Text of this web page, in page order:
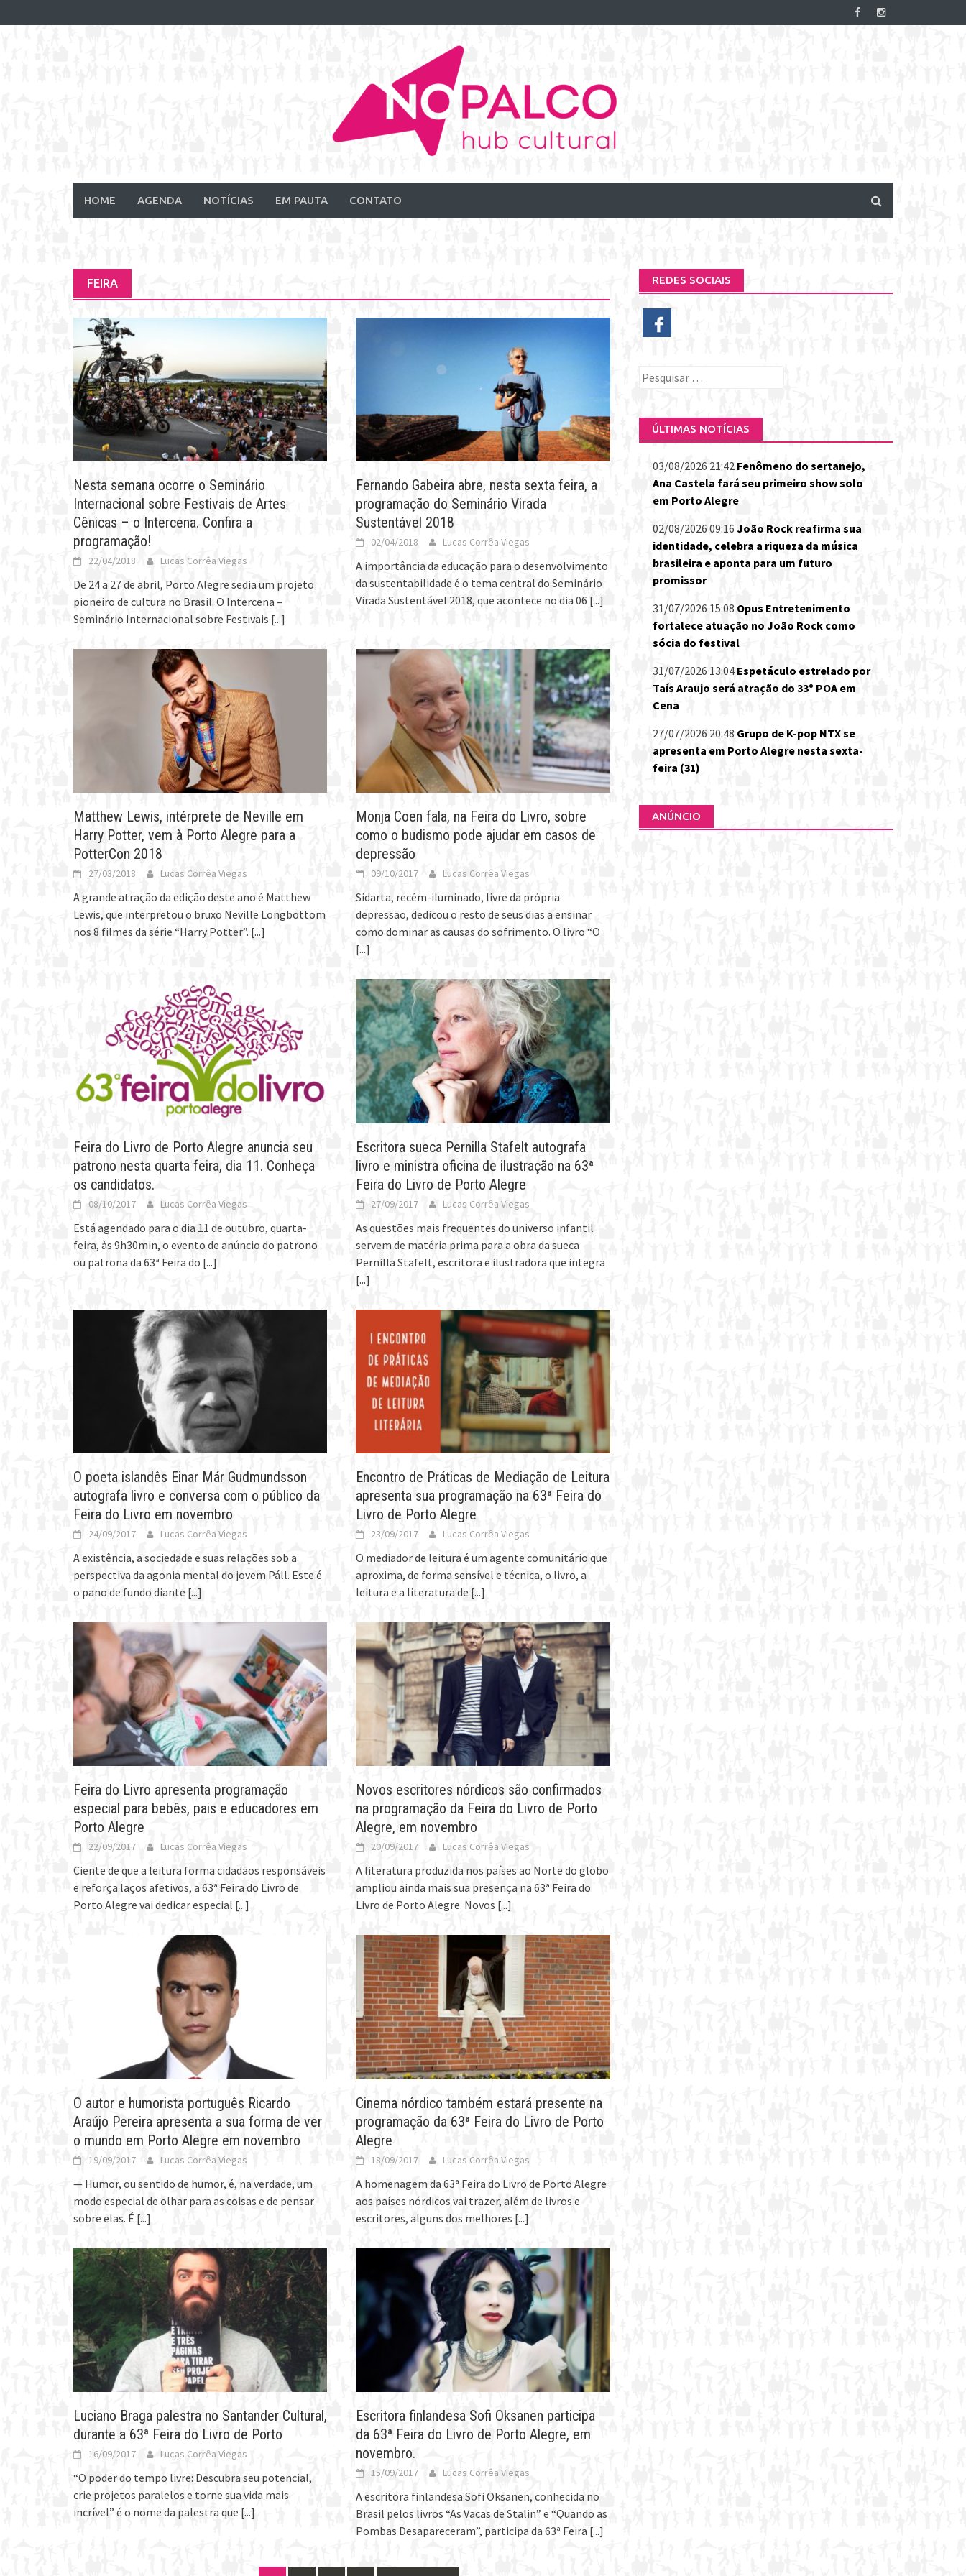
to
HOME AGENDA NOTÍCIAS EM PAUTA CONTATO
FEIRA
Nesta semana ocorre o Seminário
Internacional sobre Festivais de Artes
Cênicas – o Intercena. Confira a
programação!
22/04/2018 Lucas Corrêa Viegas
De 24 a 27 de abril, Porto Alegre sedia um projeto
pioneiro de cultura no Brasil. O Intercena –
Seminário Internacional sobre Festivais [...]
Fernando Gabeira abre, nesta sexta feira, a
programação do Seminário Virada
Sustentável 2018
02/04/2018 Lucas Corrêa Viegas
A importância da educação para o desenvolvimento
da sustentabilidade é o tema central do Seminário
Virada Sustentável 2018, que acontece no dia 06 [...]
Matthew Lewis, intérprete de Neville em
Harry Potter, vem à Porto Alegre para a
PotterCon 2018
27/03/2018 Lucas Corrêa Viegas
A grande atração da edição deste ano é Matthew
Lewis, que interpretou o bruxo Neville Longbottom
nos 8 filmes da série “Harry Potter”. [...]
Monja Coen fala, na Feira do Livro, sobre
como o budismo pode ajudar em casos de
depressão
09/10/2017 Lucas Corrêa Viegas
Sidarta, recém-iluminado, livre da própria
depressão, dedicou o resto de seus dias a ensinar
como dominar as causas do sofrimento. O livro “O
[...]
Feira do Livro de Porto Alegre anuncia seu
patrono nesta quarta feira, dia 11. Conheça
os candidatos.
08/10/2017 Lucas Corrêa Viegas
Está agendado para o dia 11 de outubro, quarta-
feira, às 9h30min, o evento de anúncio do patrono
ou patrona da 63ª Feira do [...]
Escritora sueca Pernilla Stafelt autografa
livro e ministra oficina de ilustração na 63ª
Feira do Livro de Porto Alegre
27/09/2017 Lucas Corrêa Viegas
As questões mais frequentes do universo infantil
servem de matéria prima para a obra da sueca
Pernilla Stafelt, escritora e ilustradora que integra
[...]
O poeta islandês Einar Már Gudmundsson
autografa livro e conversa com o público da
Feira do Livro em novembro
24/09/2017 Lucas Corrêa Viegas
A existência, a sociedade e suas relações sob a
perspectiva da agonia mental do jovem Páll. Este é
o pano de fundo diante [...]
Encontro de Práticas de Mediação de Leitura
apresenta sua programação na 63ª Feira do
Livro de Porto Alegre
23/09/2017 Lucas Corrêa Viegas
O mediador de leitura é um agente comunitário que
aproxima, de forma sensível e técnica, o livro, a
leitura e a literatura de [...]
Feira do Livro apresenta programação
especial para bebês, pais e educadores em
Porto Alegre
22/09/2017 Lucas Corrêa Viegas
Ciente de que a leitura forma cidadãos responsáveis
e reforça laços afetivos, a 63ª Feira do Livro de
Porto Alegre vai dedicar especial [...]
Novos escritores nórdicos são confirmados
na programação da Feira do Livro de Porto
Alegre, em novembro
20/09/2017 Lucas Corrêa Viegas
A literatura produzida nos países ao Norte do globo
ampliou ainda mais sua presença na 63ª Feira do
Livro de Porto Alegre. Novos [...]
O autor e humorista português Ricardo
Araújo Pereira apresenta a sua forma de ver
o mundo em Porto Alegre em novembro
19/09/2017 Lucas Corrêa Viegas
— Humor, ou sentido de humor, é, na verdade, um
modo especial de olhar para as coisas e de pensar
sobre elas. É [...]
Cinema nórdico também estará presente na
programação da 63ª Feira do Livro de Porto
Alegre
18/09/2017 Lucas Corrêa Viegas
A homenagem da 63ª Feira do Livro de Porto Alegre
aos países nórdicos vai trazer, além de livros e
escritores, alguns dos melhores [...]
Luciano Braga palestra no Santander Cultural,
durante a 63ª Feira do Livro de Porto
16/09/2017 Lucas Corrêa Viegas
“O poder do tempo livre: Descubra seu potencial,
crie projetos paralelos e torne sua vida mais
incrível” é o nome da palestra que [...]
Escritora finlandesa Sofi Oksanen participa
da 63ª Feira do Livro de Porto Alegre, em
novembro.
15/09/2017 Lucas Corrêa Viegas
A escritora finlandesa Sofi Oksanen, conhecida no
Brasil pelos livros “As Vacas de Stalin” e “Quando as
Pombas Desapareceram”, participa da 63ª Feira [...]
REDES SOCIAIS
Pesquisar
ÚLTIMAS NOTÍCIAS
03/08/2026 21:42 Fenômeno do sertanejo,
Ana Castela fará seu primeiro show solo
em Porto Alegre
02/08/2026 09:16 João Rock reafirma sua
identidade, celebra a riqueza da música
brasileira e aponta para um futuro
promissor
31/07/2026 15:08 Opus Entretenimento
fortalece atuação no João Rock como
sócia do festival
31/07/2026 13:04 Espetáculo estrelado por
Taís Araujo será atração do 33º POA em
Cena
27/07/2026 20:48 Grupo de K-pop NTX se
apresenta em Porto Alegre nesta sexta-
feira (31)
ANÚNCIO